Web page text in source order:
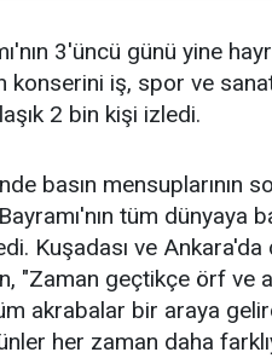
3'üncü günü yine
konserini iş, spor ve
2 bin kişi izledi.
basın mensuplarının
tüm dünyaya
Kuşadası ve Ankara'da
"Zaman geçtikçe örf ve
akrabalar bir araya
her zaman daha